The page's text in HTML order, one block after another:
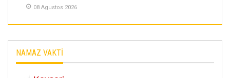
08 Agustos 2026
NAMAZ VAKTİ